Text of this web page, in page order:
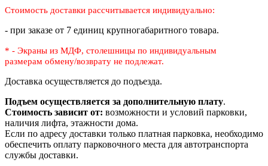
Стоимость доставки рассчитывается индивидуально:
- при заказе от 7 единиц крупногабаритного товара.
* - Экраны из МДФ, столешницы по индивидуальным
размерам обмену/возврату не подлежат.
Доставка осуществляется до подъезда.
Подъем осуществляется за дополнительную плату.
Стоимость зависит от: возможности и условий парковки,
наличия лифта, этажности дома.
Если по адресу доставки только платная парковка, необходимо
обеспечить оплату парковочного места для автотранспорта
службы доставки.